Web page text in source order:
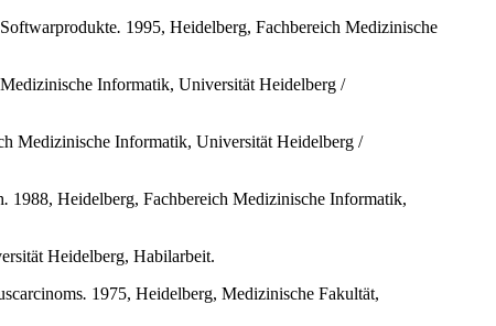
. 1995, Heidelberg, Fachbereich Medizinische
Informatik, Universität Heidelberg /
Medizinische Informatik, Universität Heidelberg /
. 1988, Heidelberg, Fachbereich Medizinische Informatik,
Heidelberg, Habilarbeit.
. 1975, Heidelberg, Medizinische Fakultät,